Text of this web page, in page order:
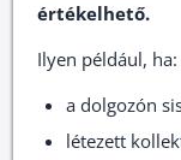
értékelhető.
Ilyen például, ha:
a dolgozón
létezett